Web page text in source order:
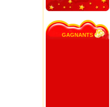
gagnants